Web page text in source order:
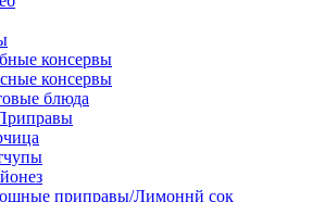
консервы
консервы
блюда
приправы/Лимоннй сок